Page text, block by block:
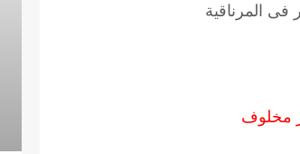
المرناقية
مخلوف